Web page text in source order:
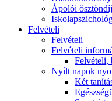
Ápolói
Felvételi
Felvételi
Felvételi
Felvételi,
Nyílt napok
Két